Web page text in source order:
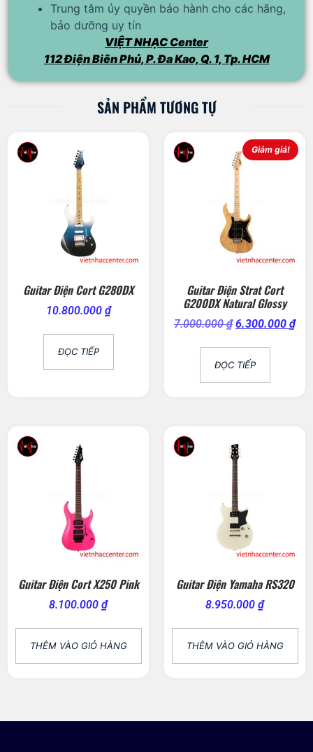
Trung tâm ủy quyền bảo hành cho các hãng,
bảo dưỡng uy tín
VIỆT NHẠC Center
112 Điện Biên Phủ, P. Đa Kao, Q. 1, Tp. HCM
SẢN PHẨM TƯƠNG TỰ
Guitar Điện Cort G280DX
10.800.000 ₫
ĐỌC TIẾP
Giảm giá!
Guitar Điện Strat Cort
G200DX Natural Glossy
7.000.000₫ 6.300.000 ₫
ĐỌC TIẾP
Guitar Điện Cort X250 Pink
8.100.000 ₫
THÊM VÀO GIỎ HÀNG
Guitar Điện Yamaha RS320
8.950.000 ₫
THÊM VÀO GIỎ HÀNG